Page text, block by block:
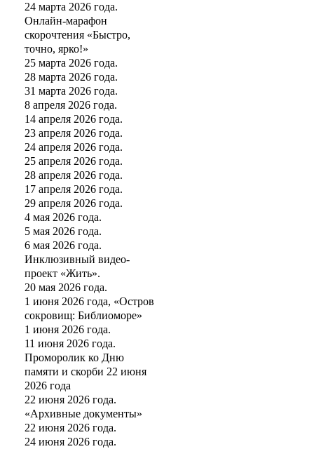
24 марта 2026 года.
Онлайн-марафон
скорочтения «Быстро,
точно, ярко!»
25 марта 2026 года.
28 марта 2026 года.
31 марта 2026 года.
8 апреля 2026 года.
14 апреля 2026 года.
23 апреля 2026 года.
24 апреля 2026 года.
25 апреля 2026 года.
28 апреля 2026 года.
17 апреля 2026 года.
29 апреля 2026 года.
4 мая 2026 года.
5 мая 2026 года.
6 мая 2026 года.
Инклюзивный видео-
проект «Жить».
20 мая 2026 года.
1 июня 2026 года, «Остров
сокровищ: Библиоморе»
1 июня 2026 года.
11 июня 2026 года.
Проморолик ко Дню
памяти и скорби 22 июня
2026 года
22 июня 2026 года.
«Архивные документы»
22 июня 2026 года.
24 июня 2026 года.